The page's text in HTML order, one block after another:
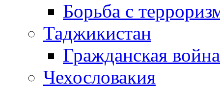
Борьба с
Таджикистан
Гражданская
Чехословакия